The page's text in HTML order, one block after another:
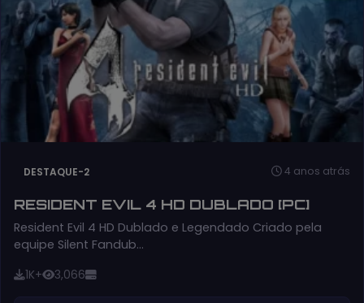
DESTAQUE-2 4 anos atrás
RESIDENT EVIL 4 HD DUBLADO [PC]
Resident Evil 4 HD Dublado e Legendado Criado pela
equipe Silent Fandub…
1K+ 3,066